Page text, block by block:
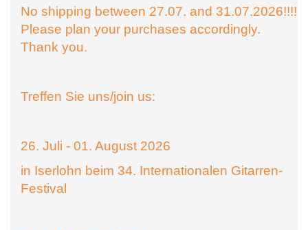
No shipping between 27.07. and 31.07.2026!!!!
Please plan your purchases accordingly.
Thank you.
Treffen Sie uns/join us:
26. Juli - 01. August 2026
in Iserlohn beim 34. Internationalen Gitarren-
Festival